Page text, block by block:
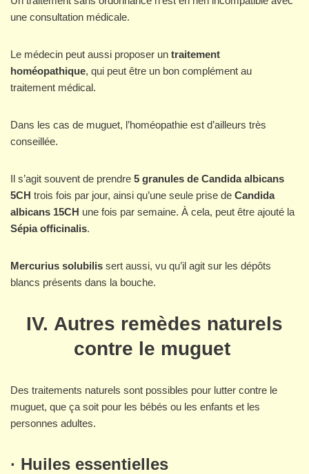
une consultation médicale.
Le médecin peut aussi proposer un traitement
homéopathique, qui peut être un bon complément au
traitement médical.
Dans les cas de muguet, l’homéopathie est d’ailleurs très
conseillée.
Il s’agit souvent de prendre 5 granules de Candida albicans
5CH trois fois par jour, ainsi qu’une seule prise de Candida
albicans 15CH une fois par semaine. À cela, peut être ajouté la
Sépia officinalis.
Mercurius solubilis sert aussi, vu qu’il agit sur les dépôts
blancs présents dans la bouche.
IV. Autres remèdes naturels
contre le muguet
Des traitements naturels sont possibles pour lutter contre le
muguet, que ça soit pour les bébés ou les enfants et les
personnes adultes.
· Huiles essentielles